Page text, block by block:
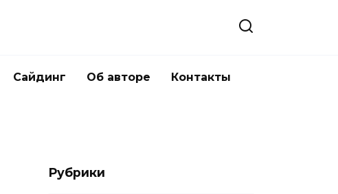
Сайдинг Об авторе Контакты
Рубрики